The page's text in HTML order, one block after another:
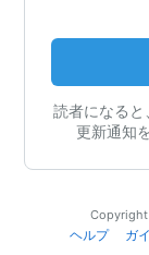
読者になると
更新通知
Copyright
ヘルプ
ガ